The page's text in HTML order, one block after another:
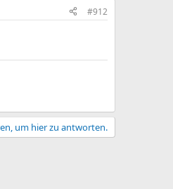
#912
um hier zu antworten.